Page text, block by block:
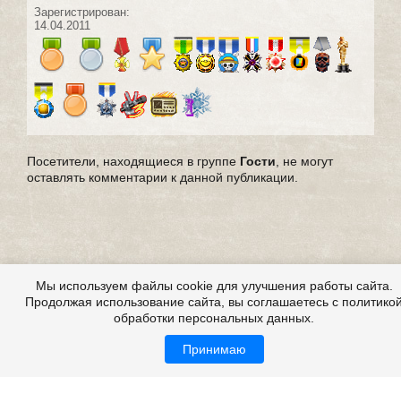
Зарегистрирован:
14.04.2011
Посетители, находящиеся в группе Гости , не могут
оставлять комментарии к данной публикации.
Мы используем файлы cookie для улучшения работы сайта.
Продолжая использование сайта, вы соглашаетесь с
обработки персональных данных.
Принимаю